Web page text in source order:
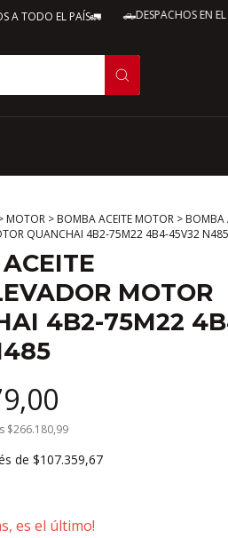
EL PAÍS🚛 🛻DESPACHOS EN EL
MOTOR > BOMBA ACEITE MOTOR > BOMBA
QUANCHAI 4B2-75M22 4B4-45V32 N485
MOTOR
4B2-75M22
$266.180,99
de $107.359,67
es el último!